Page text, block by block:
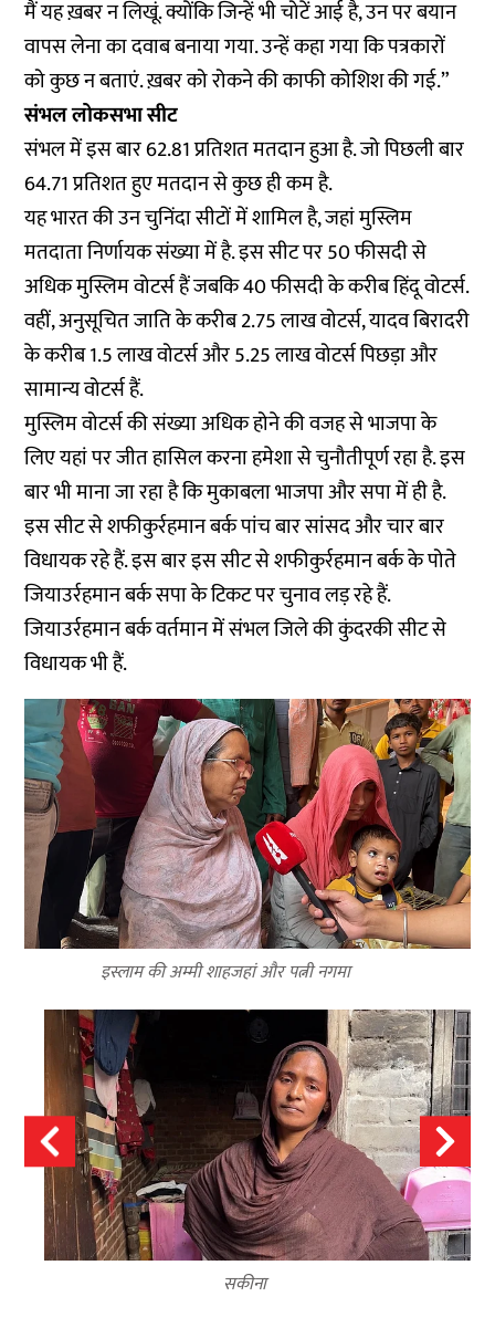
मैं यह ख़बर न लिखूं. क्योंकि जिन्हें भी चोटें आई है, उन पर बयान
वापस लेना का दवाब बनाया गया. उन्हें कहा गया कि पत्रकारों
को कुछ न बताएं. ख़बर को रोकने की काफी कोशिश की गई.”
संभल लोकसभा सीट
संभल में इस बार 62.81 प्रतिशत मतदान हुआ है. जो पिछली बार
64.71 प्रतिशत हुए मतदान से कुछ ही कम है.
यह भारत की उन चुनिंदा सीटों में शामिल है, जहां मुस्लिम
मतदाता निर्णायक संख्या में है. इस सीट पर 50 फीसदी से
अधिक मुस्लिम वोटर्स हैं जबकि 40 फीसदी के करीब हिंदू वोटर्स.
वहीं, अनुसूचित जाति के करीब 2.75 लाख वोटर्स, यादव बिरादरी
के करीब 1.5 लाख वोटर्स और 5.25 लाख वोटर्स पिछड़ा और
सामान्य वोटर्स हैं.
मुस्लिम वोटर्स की संख्या अधिक होने की वजह से भाजपा के
लिए यहां पर जीत हासिल करना हमेशा से चुनौतीपूर्ण रहा है. इस
बार भी माना जा रहा है कि मुकाबला भाजपा और सपा में ही है.
इस सीट से शफीकुर्रहमान बर्क पांच बार सांसद और चार बार
विधायक रहे हैं. इस बार इस सीट से शफीकुर्रहमान बर्क के पोते
जियाउर्रहमान बर्क सपा के टिकट पर चुनाव लड़ रहे हैं.
जियाउर्रहमान बर्क वर्तमान में संभल जिले की कुंदरकी सीट से
विधायक भी हैं.
इस्लाम की अम्मी शाहजहां और पत्नी नगमा
सकीना